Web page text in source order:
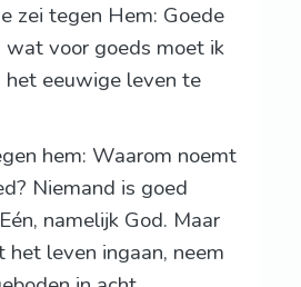
zei tegen Hem: Goede
wat voor goeds moet ik
het eeuwige leven te
hem: Waarom noemt
Niemand is goed
namelijk God. Maar
leven ingaan, neem